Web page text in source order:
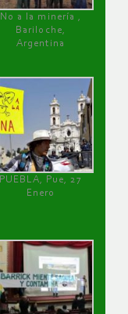
No a la minería ,
Bariloche,
Argentina
PUEBLA, Pue, 27
Enero